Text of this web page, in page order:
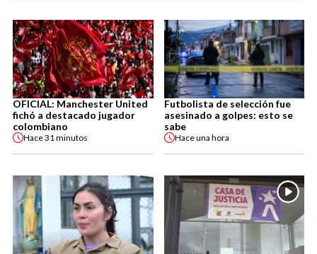
OFICIAL: Manchester United
fichó a destacado jugador
colombiano
Hace31 minutos
Futbolista de selección fue
asesinado a golpes: esto se
sabe
Haceuna hora